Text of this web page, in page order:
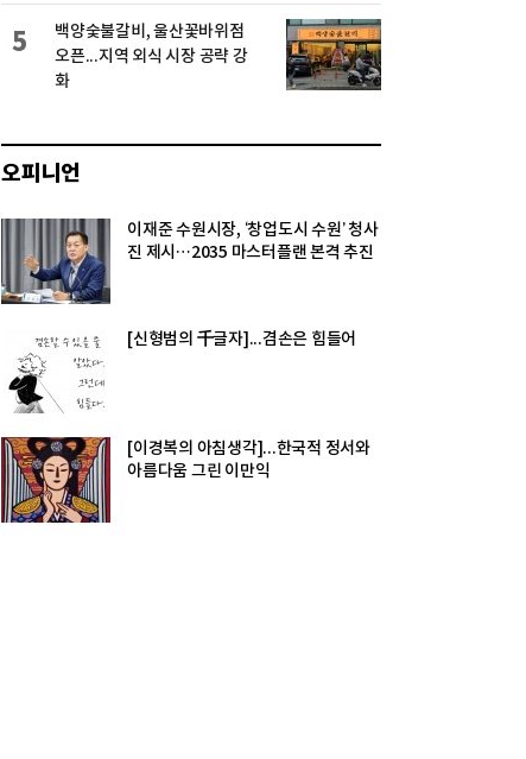
백양숯불갈비, 울산꽃바위점
오픈...지역 외식 시장 공략 강
화
5
오피니언
이재준 수원시장, ‘창업도시 수원’ 청사
진 제시…2035 마스터플랜 본격 추진
[신형범의 千글자]...겸손은 힘들어
[이경복의 아침생각]...한국적 정서와
아름다움 그린 이만익